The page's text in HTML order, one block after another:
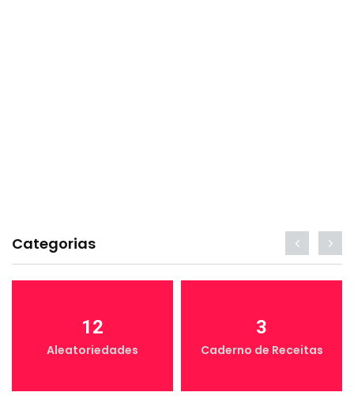
Categorias
12
Aleatoriedades
3
Caderno de Receitas